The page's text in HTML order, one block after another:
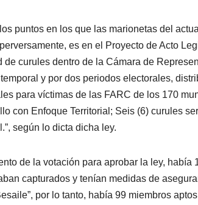
puntos en los que las marionetas del
es en el Proyecto de Acto
de curules dentro de la Cámara de
y por dos periodos electorales,
para víctimas de las FARC de los 170
con Enfoque Territorial; Seis (6) curules
según lo dicta dicha ley.
de la votación para aprobar la ley,
capturados y tenían medidas de
por lo tanto, había 99 miembros